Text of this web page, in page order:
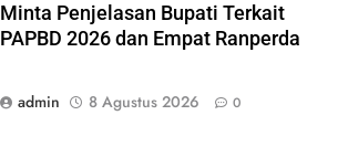
Minta Penjelasan Bupati Terkait
PAPBD 2026 dan Empat Ranperda
admin 8 Agustus 2026 0